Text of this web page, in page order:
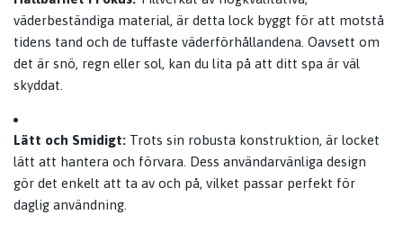
väderbeständiga material, är detta lock byggt för att motstå
tidens tand och de tuffaste väderförhållandena. Oavsett om
det är snö, regn eller sol, kan du lita på att ditt spa är väl
skyddat.
Lätt och Smidigt: Trots sin robusta konstruktion, är locket
lätt att hantera och förvara. Dess användarvänliga design
gör det enkelt att ta av och på, vilket passar perfekt för
daglig användning.